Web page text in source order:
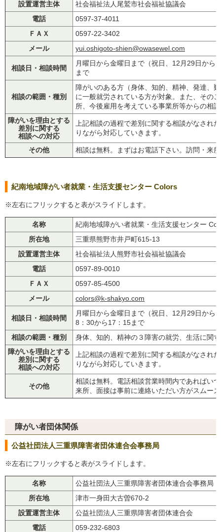
設置運営主体
社会福祉法人尾鷲市社会福祉協議会
電話
0597-37-4011
ＦＡＸ
0597-22-3402
メール
yui.oshigoto-shien@owasewel.com
相談日・相談時間
月曜日から金曜日まで（祝日、12月29日から
まで
相談の範囲・種別
障がいのある方（身体、知的、精神、発達、
に一般就労されている方が対象。また、その
所、今後雇用を考えている事業所等からの相
障がいを理由とする
差別に関する
相談への対応
上記相談の過程で差別に関する相談がなされ
りながら対応していきます。
その他 相談は無料。まずはお電話下さい。訪問・来
紀南地域障がい者就業・生活支援センター Colors
※左右にフリックすると表がスライドします。
名称
紀南地域障がい者就業・生活支援センター
所在地
三重県熊野市井戸町615-13
設置運営主体
社会福祉法人熊野市社会福祉協議会
電話
0597-89-0010
ＦＡＸ
0597-85-4500
メール
colors@k-shakyo.com
相談日・相談時間
月曜日から金曜日まで（祝日、12月29日から
8：30から17：15まで
相談の範囲・種別
身体、知的、精神の３障害の就労、生活に関
障がいを理由とする
差別に関する
相談への対応
上記相談の過程で差別に関する相談がなされ
りながら対応していきます。
その他
相談は無料。電話相談営業時間内であればい
来所、面接は事前に連絡いただい方がスムー
障がい者団体関係
公益社団法人三重県障害者団体連合会事務局
※左右にフリックすると表がスライドします。
名称
公益社団法人三重県障害者団体連合会事務局
所在地
津市一身田大古曽670-2
設置運営主体
公益社団法人三重県障害者団体連合会
電話
059-232-6803